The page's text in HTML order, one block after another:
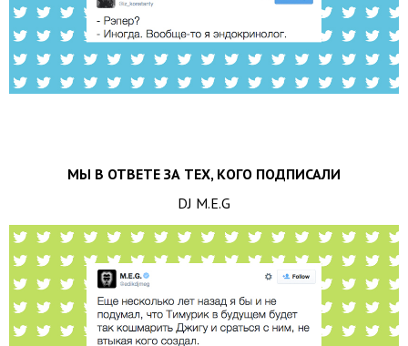
МЫ В ОТВЕТЕ ЗА ТЕХ, КОГО ПОДПИСАЛИ
DJ M.E.G